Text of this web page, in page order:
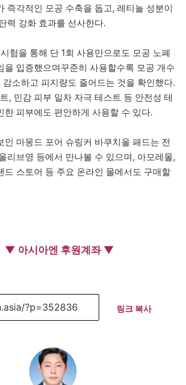
즉각적인 모공 수축을 돕고, 레티놀 성분이
력 강화 효과를 선사한다.
험을 통해 단 1회 사용만으로도 모공 노폐
을 입증했으며꾸준히 사용할수록 모공 개수
소하고 피지량도 줄어드는 것을 확인했다.
, 민감 피부 일차 자극 테스트 등 안전성 테
한 피부에도 편안하게 사용할 수 있다.
인 마몽드 포어 슈링커 바쿠치올 패드는 전
리브영 등에서 만나볼 수 있으며, 아모레몰,
드 스토어 등 주요 온라인 몰에서도 구매할
▼ 아시아엔 후원계좌 ▼
링크 복사